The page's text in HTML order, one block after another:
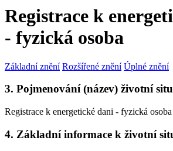
Registrace k
- fyzická osoba
Základní znění Rozšířené znění Úplné znění
3. Pojmenování (název) životní
Registrace k energetické dani - fyzická osoba
4. Základní informace k životní